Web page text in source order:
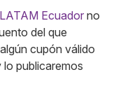
LATAM Ecuador no
del que
cupón válido
lo publicaremos